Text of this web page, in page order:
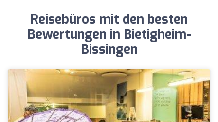
Reisebüros mit den besten
Bewertungen in Bietigheim-
Bissingen